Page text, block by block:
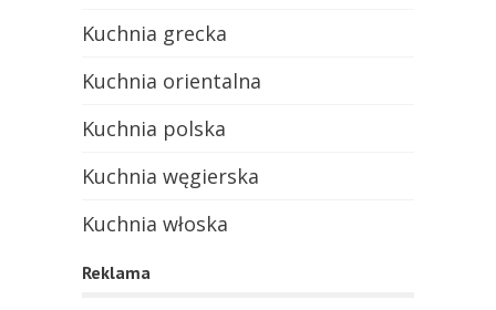
Kuchnia grecka
Kuchnia orientalna
Kuchnia polska
Kuchnia węgierska
Kuchnia włoska
Reklama